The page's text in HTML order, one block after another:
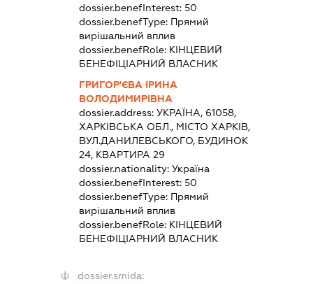
dossier.benefInterest: 50
dossier.benefType: Прямий
вирішальний вплив
dossier.benefRole: КІНЦЕВИЙ
БЕНЕФІЦІАРНИЙ ВЛАСНИК
ГРИГОР'ЄВА ІРИНА
ВОЛОДИМИРІВНА
dossier.address: УКРАЇНА, 61058,
ХАРКІВСЬКА ОБЛ., МІСТО ХАРКІВ,
ВУЛ.ДАНИЛЕВСЬКОГО, БУДИНОК
24, КВАРТИРА 29
dossier.nationality: Україна
dossier.benefInterest: 50
dossier.benefType: Прямий
вирішальний вплив
dossier.benefRole: КІНЦЕВИЙ
БЕНЕФІЦІАРНИЙ ВЛАСНИК
dossier.smida: